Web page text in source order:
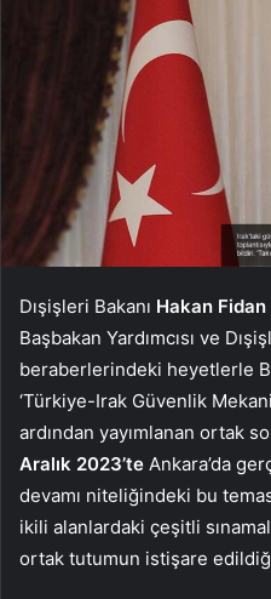
Dışişleri Bakanı Hakan Fidan
Başbakan Yardımcısı ve
beraberlerindeki heyetlerle
‘Türkiye-Irak Güvenlik
ardından yayımlanan ortak
Aralık 2023’te Ankara’da
devamı niteliğindeki bu
ikili alanlardaki çeşitli
ortak tutumun istişare